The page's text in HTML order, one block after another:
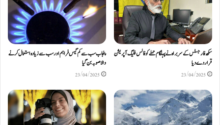
سکھ فار جسٹس کے سربراہ نے پہلگام حملے کو فالس فلیگ آپریشن
قرار دے دیا
23/04/2025
پنجاب سب سے کم گیس فراہم اور سب سے زیادہ استعمال کرنے
والا صوبہ بن گیا
23/04/2025